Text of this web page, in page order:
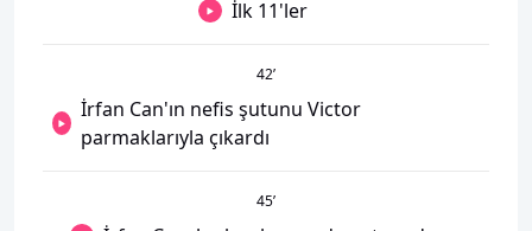
İlk 11'ler
42’
İrfan Can'ın nefis şutunu Victor
parmaklarıyla çıkardı
45’